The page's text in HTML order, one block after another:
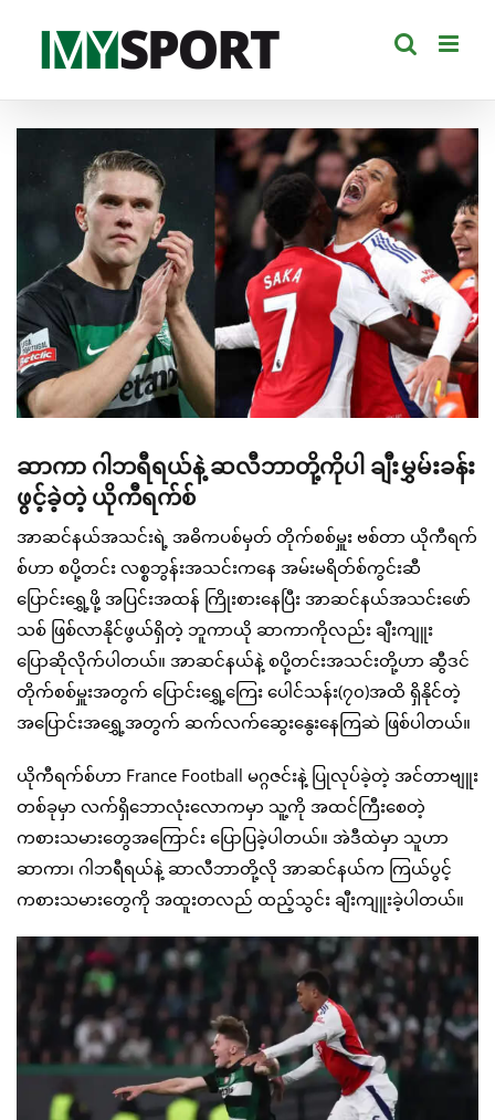
content
ဆာကာ ဂါဘရီရယ်နဲ့ ဆလီဘာတို့ကိုပါ ချီးမွှမ်းခန်း
ဖွင့်ခဲ့တဲ့ ယိုကီရက်စ်
အာဆင်နယ်အသင်းရဲ့ အဓိကပစ်မှတ် တိုက်စစ်မှူး ဗစ်တာ ယိုကီရက်
စ်ဟာ စပို့တင်း လစ္စဘွန်းအသင်းကနေ အမ်းမရိတ်စ်ကွင်းဆီ
ပြောင်းရွှေ့ဖို့ အပြင်းအထန် ကြိုးစားနေပြီး အာဆင်နယ်အသင်းဖော်
သစ် ဖြစ်လာနိုင်ဖွယ်ရှိတဲ့ ဘူကာယို ဆာကာကိုလည်း ချီးကျူး
ပြောဆိုလိုက်ပါတယ်။ အာဆင်နယ်နဲ့ စပို့တင်းအသင်းတို့ဟာ ဆွီဒင်
တိုက်စစ်မှူးအတွက် ပြောင်းရွှေ့ကြေး ပေါင်သန်း(၇၀)အထိ ရှိနိုင်တဲ့
အပြောင်းအရွှေ့အတွက် ဆက်လက်ဆွေးနွေးနေကြဆဲ ဖြစ်ပါတယ်။
ယိုကီရက်စ်ဟာ France Football မဂ္ဂဇင်းနဲ့ ပြုလုပ်ခဲ့တဲ့ အင်တာဗျူး
တစ်ခုမှာ လက်ရှိဘောလုံးလောကမှာ သူ့ကို အထင်ကြီးစေတဲ့
ကစားသမားတွေအကြောင်း ပြောပြခဲ့ပါတယ်။ အဲဒီထဲမှာ သူဟာ
ဆာကာ၊ ဂါဘရီရယ်နဲ့ ဆာလီဘာတို့လို အာဆင်နယ်က ကြယ်ပွင့်
ကစားသမားတွေကို အထူးတလည် ထည့်သွင်း ချီးကျူးခဲ့ပါတယ်။